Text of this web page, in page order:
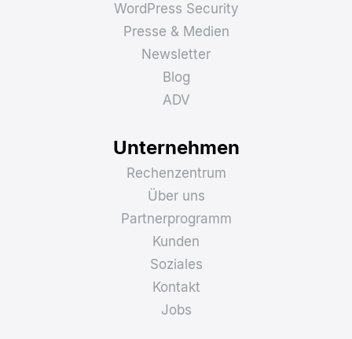
WordPress Security
Presse & Medien
Newsletter
Blog
ADV
Unternehmen
Rechenzentrum
Über uns
Partnerprogramm
Kunden
Soziales
Kontakt
Jobs